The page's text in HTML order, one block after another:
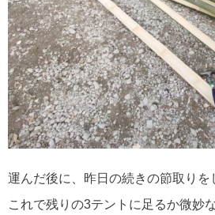
運んだ後に、昨日の続きの節取りを
これで残りの3テントに足るか微妙